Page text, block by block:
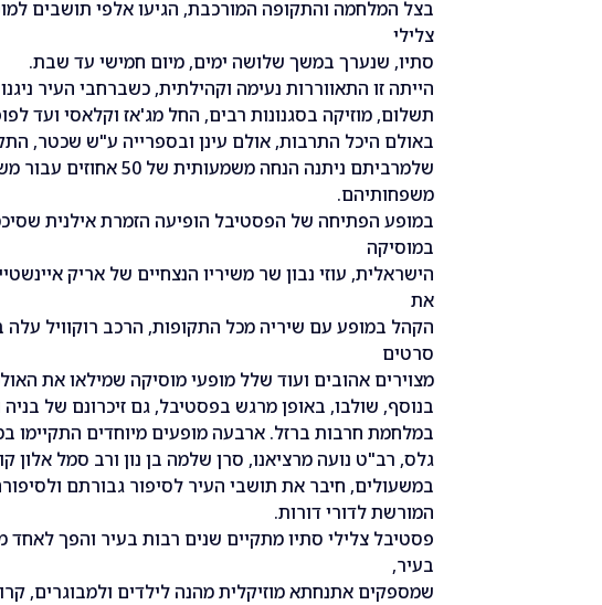
בצל המלחמה והתקופה המורכבת, הגיעו אלפי תושבים
צלילי
סתיו, שנערך במשך שלושה ימים, מיום חמישי עד שבת.
הייתה זו התאווררות נעימה וקהילתית, כשברחבי העיר
תשלום, מוזיקה בסגנונות רבים, החל מג'אז וקלאסי ועד
באולם היכל התרבות, אולם עינן ובספרייה ע"ש שכטר,
שלמרביתם ניתנה הנחה משמעותית של 50 אחוזים עבור משרתי המילואים ובני
משפחותיהם.
במופע הפתיחה של הפסטיבל הופיעה הזמרת אילנית
במוסיקה
הישראלית, עוזי נבון שר משיריו הנצחיים של אריק
את
הקהל במופע עם שיריה מכל התקופות, הרכב רוקוויל
סרטים
מצוירים אהובים ועוד שלל מופעי מוסיקה שמילאו את
בנוסף, שולבו, באופן מרגש בפסטיבל, גם זיכרונם של
במלחמת חרבות ברזל. ארבעה מופעים מיוחדים התקיימו
גלס, רב"ט נועה מרציאנו, סרן שלמה בן נון ורב סמל אלון
במשעולים, חיבר את תושבי העיר לסיפור גבורתם
המורשת לדורי דורות.
פסטיבל צלילי סתיו מתקיים שנים רבות בעיר והפך לאחד
בעיר,
שמספקים אתנחתא מוזיקלית מהנה לילדים ולמבוגרים,